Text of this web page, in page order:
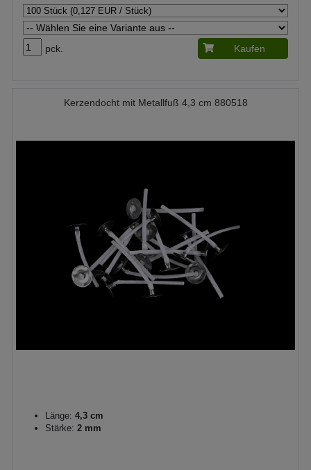
pck. Kaufen
Kerzendocht mit Metallfuß 4,3 cm 880518
Länge: 4,3 cm
Stärke: 2 mm